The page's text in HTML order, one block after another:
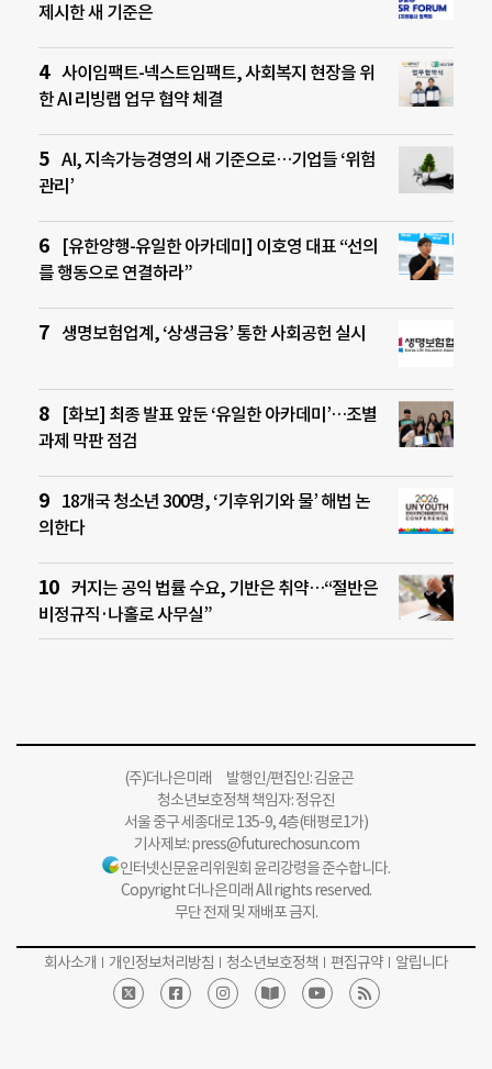
제시한 새 기준은
사이임팩트-넥스트임팩트, 사회복지 현장을 위
한 AI 리빙랩 업무 협약 체결
AI, 지속가능경영의 새 기준으로…기업들 ‘위험
관리’
[유한양행-유일한 아카데미] 이호영 대표 “선의
를 행동으로 연결하라”
생명보험업계, ‘상생금융’ 통한 사회공헌 실시
[화보] 최종 발표 앞둔 ‘유일한 아카데미’…조별
과제 막판 점검
18개국 청소년 300명, ‘기후위기와 물’ 해법 논
의한다
커지는 공익 법률 수요, 기반은 취약…“절반은
비정규직·나홀로 사무실”
(주)더나은미래 발행인/편집인: 김윤곤
청소년보호정책 책임자: 정유진
서울 중구 세종대로 135-9, 4층(태평로1가)
기사제보:press@futurechosun.com
인터넷신문윤리위원회 윤리강령을 준수합니다.
Copyright 더나은미래 All rights reserved.
무단 전재 및 재배포 금지.
회사소개 개인정보처리방침 청소년보호정책 편집규약 알립니다